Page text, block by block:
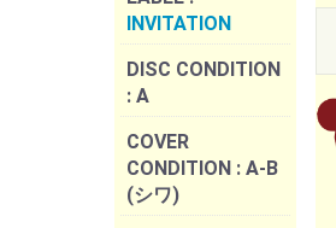
INVITATION
DISC CONDITION
: A
COVER
CONDITION : A-B
(シワ)